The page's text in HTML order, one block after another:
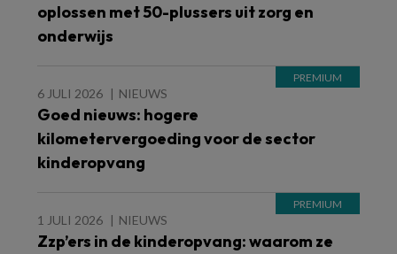
oplossen met 50-plussers uit zorg en
onderwijs
6 JULI 2026 NIEUWS
Goed nieuws: hogere
kilometervergoeding voor de sector
kinderopvang
1 JULI 2026 NIEUWS
Zzp’ers in de kinderopvang: waarom ze